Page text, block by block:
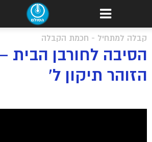
קבלה למתחיל - חכמת הקבלה
הסיבה לחורבן הבית
הזוהר תיקון ל’